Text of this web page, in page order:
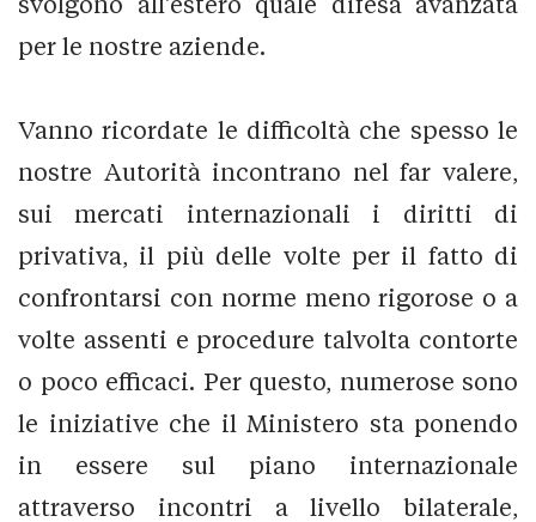
per le nostre aziende.
Vanno ricordate le difficoltà che spesso le
nostre Autorità incontrano nel far valere,
sui mercati internazionali i diritti di
privativa, il più delle volte per il fatto di
confrontarsi con norme meno rigorose o a
volte assenti e procedure talvolta contorte
o poco efficaci. Per questo, numerose sono
le iniziative che il Ministero sta ponendo
in essere sul piano internazionale
attraverso incontri a livello bilaterale,